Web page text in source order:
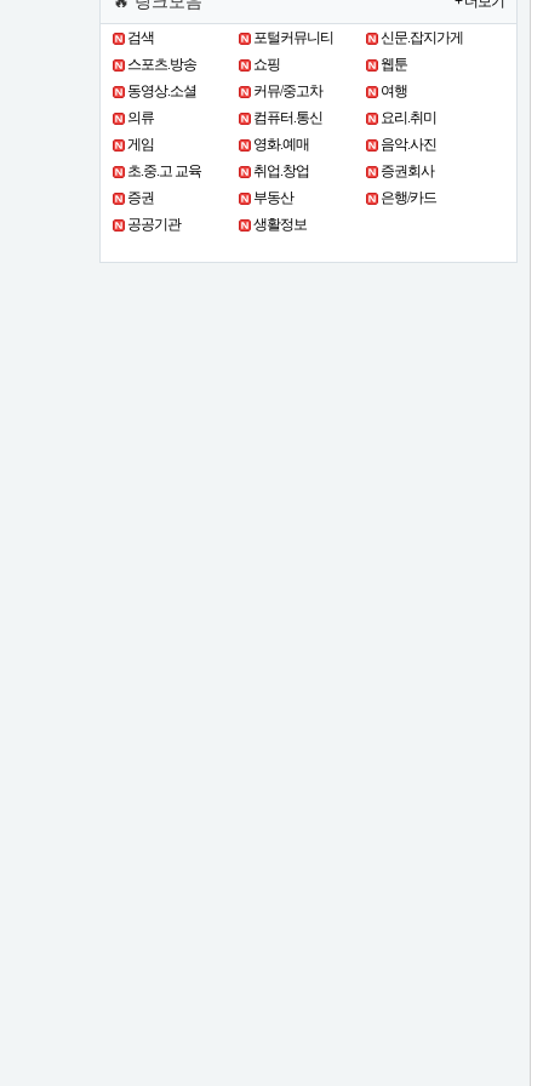
검색 포털커뮤니티
신문.잡지가게
스포츠.방송
쇼핑
웹툰
동영상.소셜
커뮤/중고차
여행
의류
컴퓨터.통신
요리.취미
게임
영화.예매
음악.사진
초.중.고 교육
취업.창업
증권회사
증권
부동산
은행/카드
공공기관
생활정보